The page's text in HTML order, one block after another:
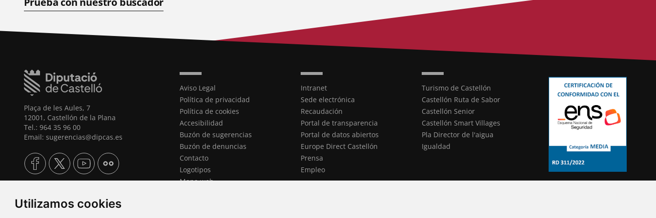
Utilizamos cookies
Plaça de les Aules, 7
12001, Castellón de la Plana
Tel.: 964 35 96 00
Email: sugerencias@dipcas.es
Aviso Legal
Política de privacidad
Política de cookies
Accesibilidad
Buzón de sugerencias
Buzón de denuncias
Contacto
Logotipos
Mapa web
Intranet
Sede electrónica
Recaudación
Portal de transparencia
Portal de datos abiertos
Europe Direct Castellón
Prensa
Empleo
Turismo de Castellón
Castellón Ruta de Sabor
Castellón Senior
Castellón Smart Villages
Pla Director de l'aigua
Igualdad